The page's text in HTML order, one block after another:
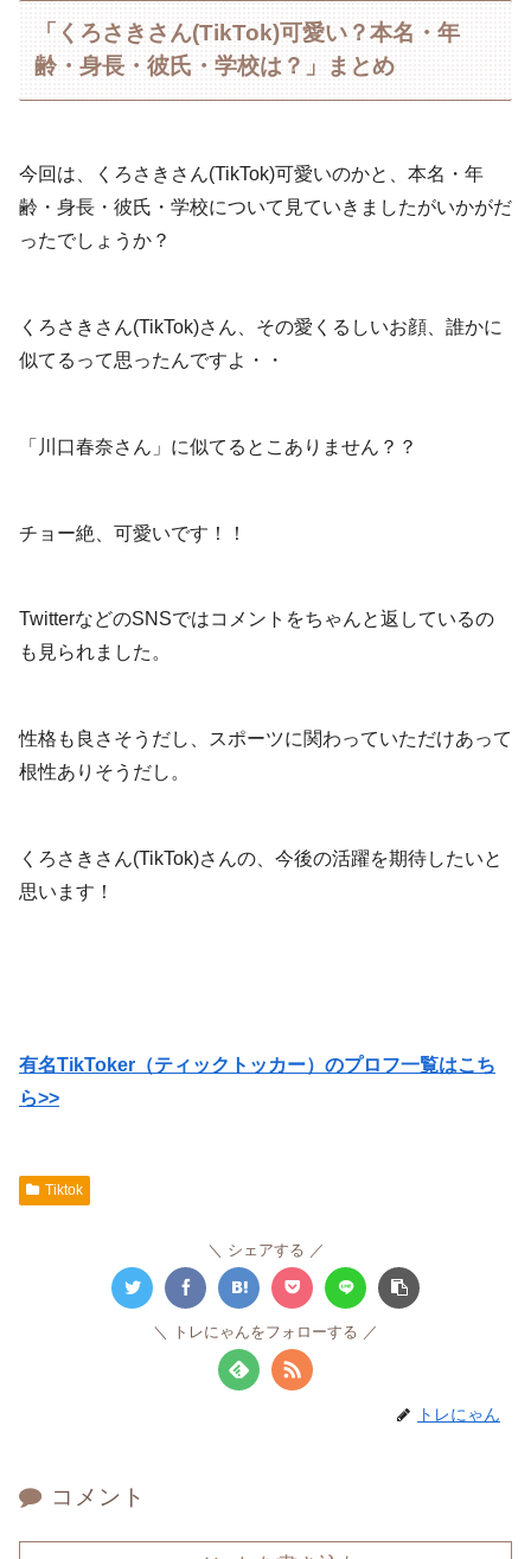
「くろさきさん(TikTok)可愛い？本名・年
齢・身長・彼氏・学校は？」まとめ
今回は、くろさきさん(TikTok)可愛いのかと、本名・年
齢・身長・彼氏・学校について見ていきましたがいかがだ
ったでしょうか？
くろさきさん(TikTok)さん、その愛くるしいお顔、誰かに
似てるって思ったんですよ・・
「川口春奈さん」に似てるとこありません？？
チョー絶、可愛いです！！
TwitterなどのSNSではコメントをちゃんと返しているの
も見られました。
性格も良さそうだし、スポーツに関わっていただけあって
根性ありそうだし。
くろさきさん(TikTok)さんの、今後の活躍を期待したいと
思います！
有名TikToker（ティックトッカー）のプロフ一覧はこち
ら>>
Tiktok
シェアする
トレにゃんをフォローする
トレにゃん
コメント